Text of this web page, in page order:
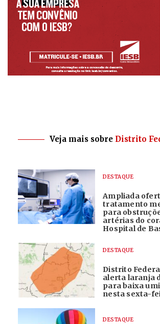
Veja mais sobre Distrito
DESTAQUE
Ampliada
tratamento
para
artérias do
Hospital de
DESTAQUE
Distrito
alerta laranja
para baixa
nesta sexta-
DESTAQUE